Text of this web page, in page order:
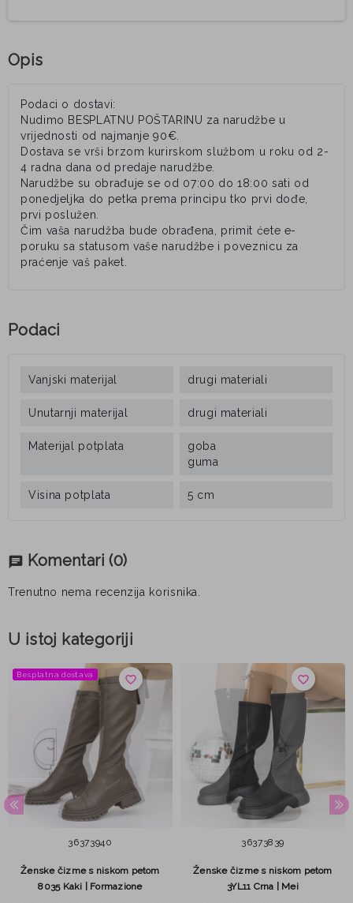
Opis
Podaci o dostavi:
Nudimo BESPLATNU POŠTARINU za narudžbe u
vrijednosti od najmanje 90€.
Dostava se vrši brzom kurirskom službom u roku od 2-
4 radna dana od predaje narudžbe.
Narudžbe su obrađuje se od 07:00 do 18:00 sati od
ponedjeljka do petka prema principu tko prvi dođe,
prvi poslužen.
Čim vaša narudžba bude obrađena, primit ćete e-
poruku sa statusom vaše narudžbe i poveznicu za
praćenje vaš paket.
Podaci
Vanjski materijal drugi materiali
Unutarnji materijal drugi materiali
Materijal potplata
goba
guma
Visina potplata 5 cm
chat Komentari (0)
Trenutno nema recenzija korisnika.
U istoj kategoriji
favorite_border
Besplatna dostava
36373940
Ženske čizme s niskom petom
8035 Kaki | Formazione
favorite_border
363738 39
Ženske čizme s niskom petom
3YL11 Crna | Mei